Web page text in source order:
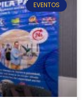
EVENTOS